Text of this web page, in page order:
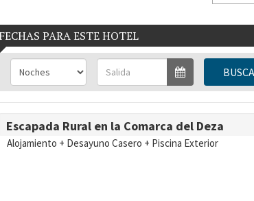
PARA ESTE HOTEL
Escapada Rural en la Comarca del Deza
Alojamiento + Desayuno Casero + Piscina Exterior